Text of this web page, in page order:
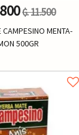
₲. 11.500
CAMPESINO MENTA-
500GR